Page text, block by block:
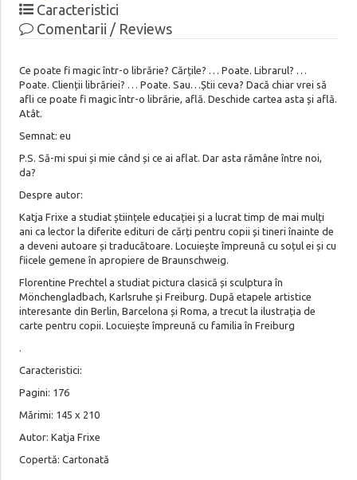
Caracteristici
Comentarii / Reviews
Ce poate fi magic într-o librărie? Cărțile? … Poate. Librarul? …
Poate. Clienții librăriei? … Poate. Sau…Știi ceva? Dacă chiar vrei să
afli ce poate fi magic într-o librărie, află. Deschide cartea asta și află.
Atât.
Semnat: eu
P.S. Să-mi spui și mie când și ce ai aflat. Dar asta rămâne între noi,
da?
Despre autor:
Katja Frixe a studiat științele educației și a lucrat timp de mai mulți
ani ca lector la diferite edituri de cărți pentru copii și tineri înainte de
a deveni autoare și traducătoare. Locuiește împreună cu soțul ei și cu
fiicele gemene în apropiere de Braunschweig.
Florentine Prechtel a studiat pictura clasică și sculptura în
Mönchengladbach, Karlsruhe și Freiburg. După etapele artistice
interesante din Berlin, Barcelona și Roma, a trecut la ilustrația de
carte pentru copii. Locuiește împreună cu familia în Freiburg
Caracteristici:
Pagini: 176
Mărimi: 145 x 210
Autor: Katja Frixe
Copertă: Cartonată